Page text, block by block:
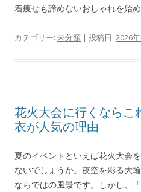
着痩せも諦めないおしゃれを始
カテゴリー: 未分類 | 投稿日: 2026
花火大会に行くならこ
衣が人気の理由
夏のイベントといえば花火大会
ないでしょうか。夜空を彩る大
ならではの風景です。しかし、